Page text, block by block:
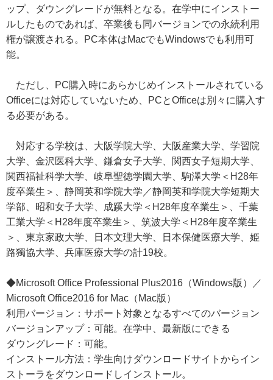
ップ、ダウングレードが無料となる。在学中にインストー
ルしたものであれば、卒業後も同バージョンでの永続利用
権が譲渡される。PC本体はMacでもWindowsでも利用可
能。
ただし、PC購入時にあらかじめインストールされている
Officeには対応していないため、PCとOfficeは別々に購入す
る必要がある。
対応する学校は、大阪学院大学、大阪産業大学、学習院
大学、金沢医科大学、鎌倉女子大学、関西女子短期大学、
関西福祉科学大学、岐阜聖徳学園大学、駒澤大学＜H28年
度卒業生＞、静岡英和学院大学／静岡英和学院大学短期大
学部、昭和女子大学、成蹊大学＜H28年度卒業生＞、千葉
工業大学＜H28年度卒業生＞、筑波大学＜H28年度卒業生
＞、東京家政大学、日本文理大学、日本保健医療大学、姫
路獨協大学、兵庫医療大学の計19校。
◆Microsoft Office Professional Plus2016（Windows版）／
Microsoft Office2016 for Mac（Mac版）
利用バージョン：サポート対象となるすべてのバージョン
バージョンアップ：可能。在学中、最新版にできる
ダウングレード：可能。
インストール方法：学生向けダウンロードサイトからイン
ストーラをダウンロードしインストール。